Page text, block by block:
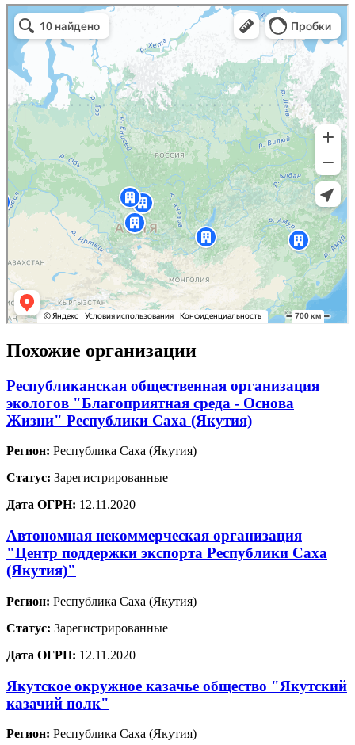
Похожие организации
Республиканская общественная организация
экологов "Благоприятная среда - Основа
Жизни" Республики Саха (Якутия)
Регион: Республика Саха (Якутия)
Статус: Зарегистрированные
Дата ОГРН: 12.11.2020
Автономная некоммерческая организация
"Центр поддержки экспорта Республики Саха
(Якутия)"
Регион: Республика Саха (Якутия)
Статус: Зарегистрированные
Дата ОГРН: 12.11.2020
Якутское окружное казачье общество "Якутский
казачий полк"
Регион: Республика Саха (Якутия)